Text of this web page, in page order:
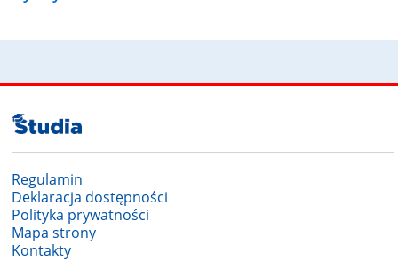
Regulamin
Deklaracja dostępności
Mapa strony
Kontakty